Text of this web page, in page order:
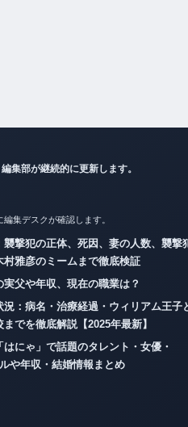
集部が継続的に更新します。
集デスクが確認します。
撃犯の正体、死因、妻の人数、襲撃犯
雅彦のミームまで徹底検証
父や年収、現在の職業は？
：病名・治療経過・ウィリアム王子と
でを徹底解説【2025年最新】
にゃ」で話題のタレント・女優・
や年収・結婚情報まとめ